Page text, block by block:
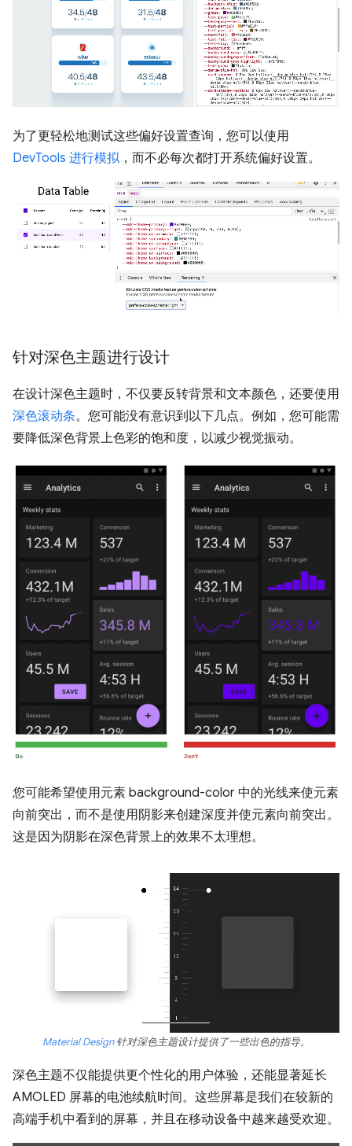
为了更轻松地测试这些偏好设置查询，您可以使用
DevTools 进行模拟 ，而不必每次都打开系统偏好设置。
针对深色主题进行设计
在设计深色主题时，不仅要反转背景和文本颜色，还要使用
深色滚动条。您可能没有意识到以下几点。例如，您可能需
要降低深色背景上色彩的饱和度，以减少视觉振动。
您可能希望使用元素 background-color 中的光线来使元素
向前突出，而不是使用阴影来创建深度并使元素向前突出。
这是因为阴影在深色背景上的效果不太理想。
Material Design针对深色主题设计提供了一些出色的指导。
深色主题不仅能提供更个性化的用户体验，还能显著延长
AMOLED 屏幕的电池续航时间。这些屏幕是我们在较新的
高端手机中看到的屏幕，并且在移动设备中越来越受欢迎。